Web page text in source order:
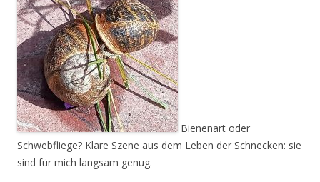
Bienenart oder
Schwebfliege? Klare Szene aus dem Leben der Schnecken: sie
sind für mich langsam genug.